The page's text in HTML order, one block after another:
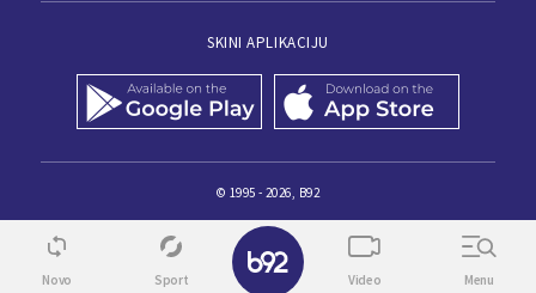
SKINI APLIKACIJU
© 1995 - 2026, B92
Novo Sport Video Menu